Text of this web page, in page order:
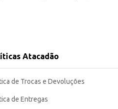
Atacadão
de Trocas e Devoluções
de Entregas